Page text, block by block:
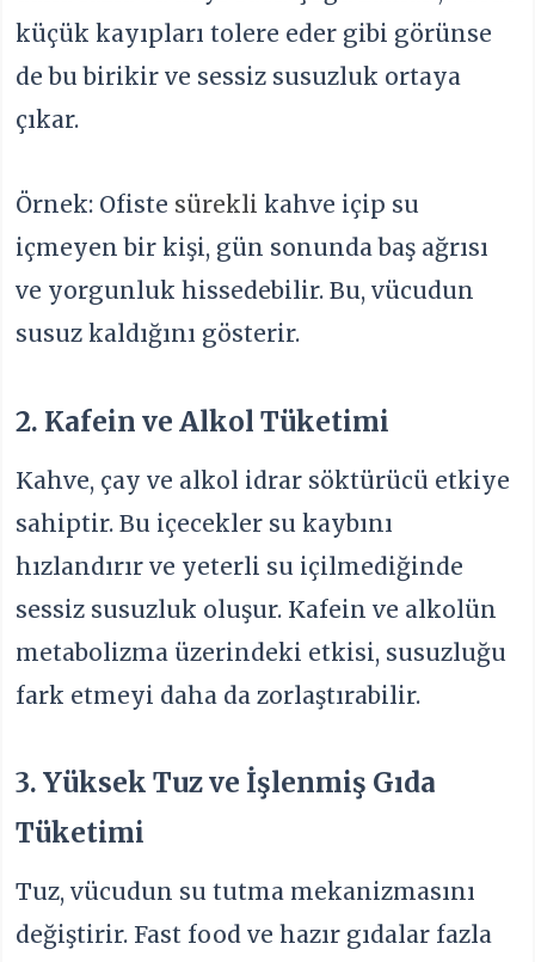
küçük kayıpları tolere eder gibi görünse
de bu birikir ve sessiz susuzluk ortaya
çıkar.
Örnek: Ofiste sürekli kahve içip su
içmeyen bir kişi, gün sonunda baş ağrısı
ve yorgunluk hissedebilir. Bu, vücudun
susuz kaldığını gösterir.
2. Kafein ve Alkol Tüketimi
Kahve, çay ve alkol idrar söktürücü etkiye
sahiptir. Bu içecekler su kaybını
hızlandırır ve yeterli su içilmediğinde
sessiz susuzluk oluşur. Kafein ve alkolün
metabolizma üzerindeki etkisi, susuzluğu
fark etmeyi daha da zorlaştırabilir.
3. Yüksek Tuz ve İşlenmiş Gıda
Tüketimi
Tuz, vücudun su tutma mekanizmasını
değiştirir. Fast food ve hazır gıdalar fazla